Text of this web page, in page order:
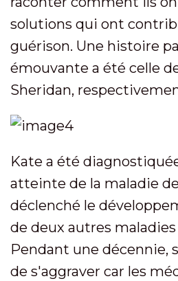
solutions qui ont
guérison. Une histoire
émouvante a été celle
Sheridan,
Kate a été
atteinte de la maladie
déclenché le
de deux autres
Pendant une décennie,
de s'aggraver car les